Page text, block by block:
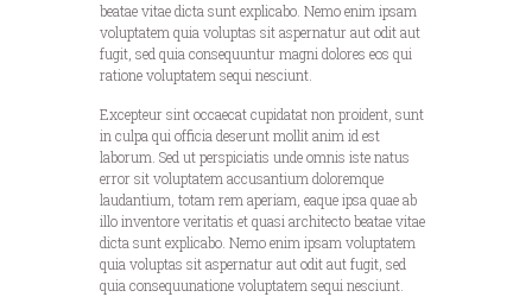
beatae vitae dicta sunt explicabo. Nemo enim ipsam
voluptatem quia voluptas sit aspernatur aut odit aut
fugit, sed quia consequuntur magni dolores eos qui
ratione voluptatem sequi nesciunt.
Excepteur sint occaecat cupidatat non proident, sunt
in culpa qui officia deserunt mollit anim id est
laborum. Sed ut perspiciatis unde omnis iste natus
error sit voluptatem accusantium doloremque
laudantium, totam rem aperiam, eaque ipsa quae ab
illo inventore veritatis et quasi architecto beatae vitae
dicta sunt explicabo. Nemo enim ipsam voluptatem
quia voluptas sit aspernatur aut odit aut fugit, sed
quia consequunatione voluptatem sequi nesciunt.